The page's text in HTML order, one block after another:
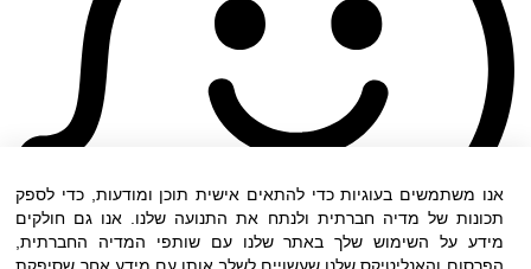
אנו משתמשים בעוגיות כדי להתאים אישית תוכן ומודעות, כדי לספק
תכונות של מדיה חברתית ולנתח את התנועה שלנו. אנו גם חולקים
מידע על השימוש שלך באתר שלנו עם שותפי המדיה החברתית,